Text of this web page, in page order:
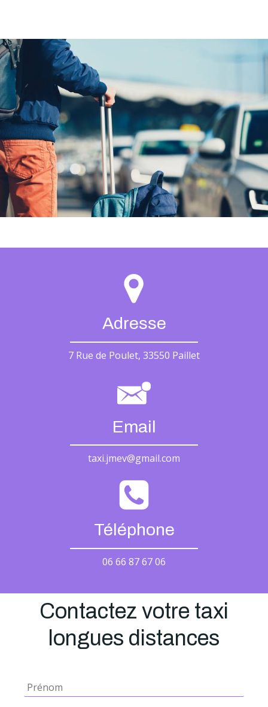
Adresse
7 Rue de Poulet, 33550 Paillet
Email
taxi.jmev@gmail.com
Téléphone
06 66 87 67 06
Contactez votre taxi
longues distances